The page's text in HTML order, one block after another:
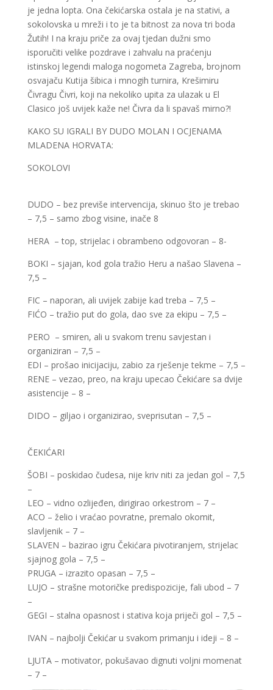
je jedna lopta. Ona čekićarska ostala je na stativi, a
sokolovska u mreži i to je ta bitnost za nova tri boda
Žutih! I na kraju priče za ovaj tjedan dužni smo
isporučiti velike pozdrave i zahvalu na praćenju
istinskoj legendi maloga nogometa Zagreba, brojnom
osvajaču Kutija šibica i mnogih turnira, Krešimiru
Čivragu Čivri, koji na nekoliko upita za ulazak u El
Clasico još uvijek kaže ne! Čivra da li spavaš mirno?!
KAKO SU IGRALI BY DUDO MOLAN I OCJENAMA
MLADENA HORVATA:
SOKOLOVI
DUDO – bez previše intervencija, skinuo što je trebao
– 7,5 – samo zbog visine, inače 8
HERA – top, strijelac i obrambeno odgovoran – 8-
BOKI – sjajan, kod gola tražio Heru a našao Slavena –
7,5 –
FIC – naporan, ali uvijek zabije kad treba – 7,5 –
FIĆO – tražio put do gola, dao sve za ekipu – 7,5 –
PERO – smiren, ali u svakom trenu savjestan i
organiziran – 7,5 –
EDI – prošao inicijaciju, zabio za rješenje tekme – 7,5 –
RENE – vezao, preo, na kraju upecao Čekićare sa dvije
asistencije – 8 –
DIDO – giljao i organizirao, sveprisutan – 7,5 –
ČEKIĆARI
ŠOBI – poskidao čudesa, nije kriv niti za jedan gol – 7,5
–
LEO – vidno ozlijeđen, dirigirao orkestrom – 7 –
ACO – želio i vraćao povratne, premalo okomit,
slavljenik – 7 –
SLAVEN – bazirao igru Čekićara pivotiranjem, strijelac
sjajnog gola – 7,5 –
PRUGA – izrazito opasan – 7,5 –
LUJO – strašne motoričke predispozicije, fali ubod – 7
–
GEGI – stalna opasnost i stativa koja priječi gol – 7,5 –
IVAN – najbolji Čekićar u svakom primanju i ideji – 8 –
LJUTA – motivator, pokušavao dignuti voljni momenat
– 7 –